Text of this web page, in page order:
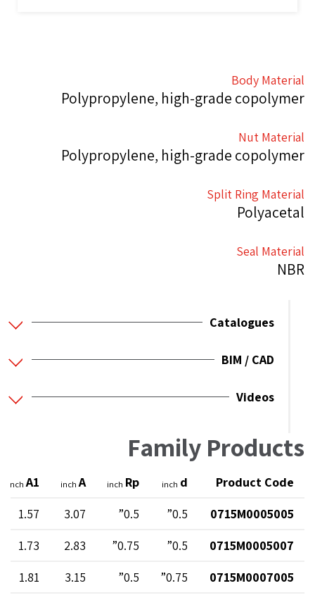
Body Material
Polypropylene, high-grade copolymer
Nut Material
Polypropylene, high-grade copolymer
Split Ring Material
Polyacetal
Seal Material
NBR
Catalogues
BIM / CAD
Videos
Family Products
Product Code
d
inch
Rp
inch
A
inch
A1
inch
0715M0005005
0.5”
0.5”
3.07
1.57
0715M0005007
0.5”
0.75”
2.83
1.73
0715M0007005
0.75”
0.5”
3.15
1.81